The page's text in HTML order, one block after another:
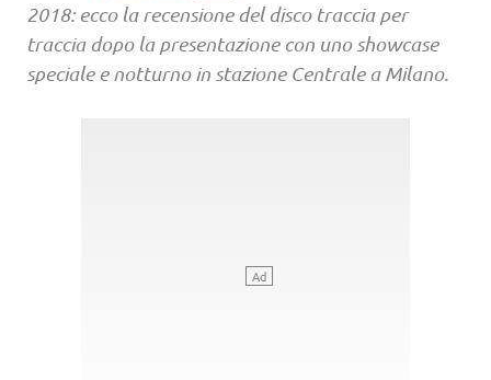
2018: ecco la recensione del disco traccia per
traccia dopo la presentazione con uno showcase
speciale e notturno in stazione Centrale a Milano.